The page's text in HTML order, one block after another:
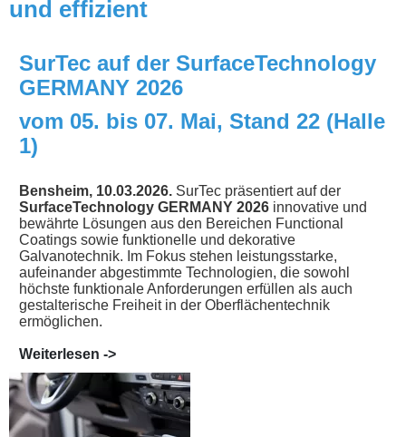
und effizient
SurTec auf der SurfaceTechnology
GERMANY 2026
vom 05. bis 07. Mai, Stand 22 (Halle
1)
Bensheim, 10.03.2026. SurTec präsentiert auf der
SurfaceTechnology GERMANY 2026 innovative und
bewährte Lösungen aus den Bereichen Functional
Coatings sowie funktionelle und dekorative
Galvanotechnik. Im Fokus stehen leistungsstarke,
aufeinander abgestimmte Technologien, die sowohl
höchste funktionale Anforderungen erfüllen als auch
gestalterische Freiheit in der Oberflächentechnik
ermöglichen.
Weiterlesen ->